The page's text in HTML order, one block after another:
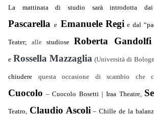
La mattinata di studio sarà introdotta
Pascarella eEmanuele Regi e dal
Teater;allestudiose Roberta Gandolfi
e Rossella Mazzaglia (Università di
chiudere questa occasione di scambio che
Cuocolo – Cuocolo Bosetti | Iraa Theatre,
Teatro, Claudio Ascoli – Chille de la